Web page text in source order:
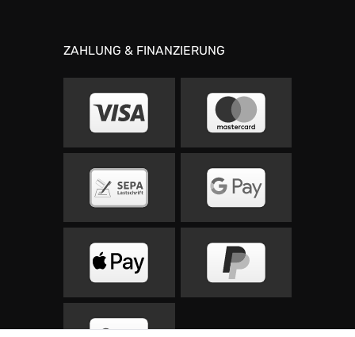
ZAHLUNG & FINANZIERUNG